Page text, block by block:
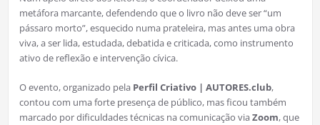
metáfora marcante, defendendo que o livro não deve ser “um
pássaro morto”, esquecido numa prateleira, mas antes uma obra
viva, a ser lida, estudada, debatida e criticada, como instrumento
ativo de reflexão e intervenção cívica.
O evento, organizado pela Perfil Criativo | AUTORES.club,
contou com uma forte presença de público, mas ficou também
marcado por dificuldades técnicas na comunicação viaZoom, que